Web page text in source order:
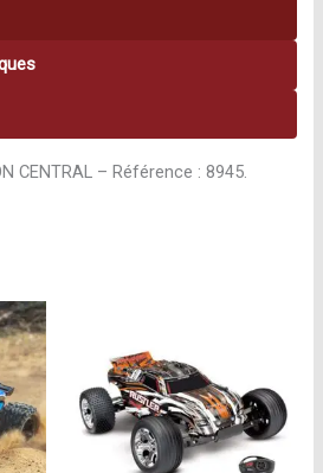
CENTRAL – Référence : 8945.